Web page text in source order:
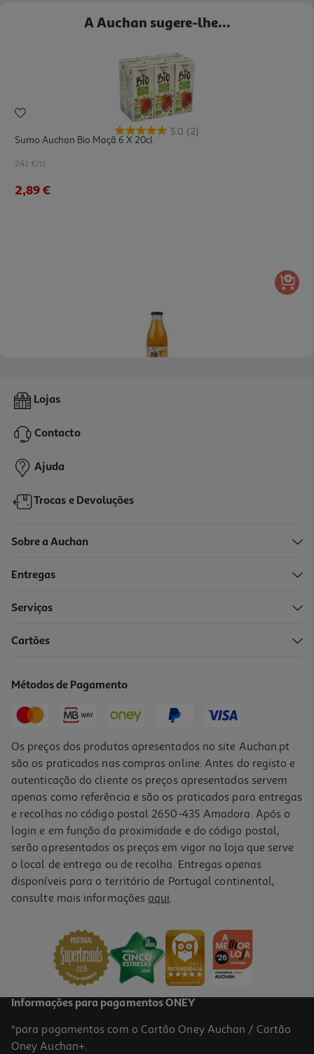
A Auchan sugere-lhe...
5.0 (2)
Sumo Auchan Bio Maçã 6 X 20cl
2.41 €/Lt
2,89 €
Sumo Auchan Bio Ananás 1l
4,99 €
Sumo Auchan Bio Laranja 6x20cl
Lojas
Contacto
Ajuda
Trocas e Devoluções
Sobre a Auchan
Entregas
Serviços
Cartões
Métodos de Pagamento
Os preços dos produtos apresentados no site Auchan.pt
são os praticados nas compras online. Antes do registo e
autenticação do cliente os preços apresentados servem
apenas como referência e são os praticados para entregas
e recolhas no código postal 2650-435 Amadora. Após o
login e em função da proximidade e do código postal,
serão apresentados os preços em vigor na loja que serve
o local de entrega ou de recolha. Entregas apenas
disponíveis para o território de Portugal continental,
consulte mais informações aqui.
Informações para pagamentos ONEY
*para pagamentos com o Cartão Oney Auchan / Cartão
Oney Auchan+.